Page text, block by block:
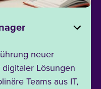
neuer
Lösungen
Teams aus IT,